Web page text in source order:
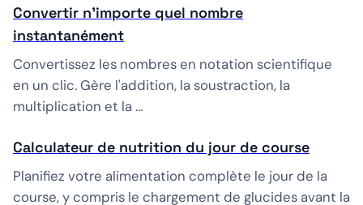
Convertir n'importe quel nombre
instantanément
Convertissez les nombres en notation scientifique
en un clic. Gère l'addition, la soustraction, la
multiplication et la …
Calculateur de nutrition du jour de course
Planifiez votre alimentation complète le jour de la
course, y compris le chargement de glucides avant la